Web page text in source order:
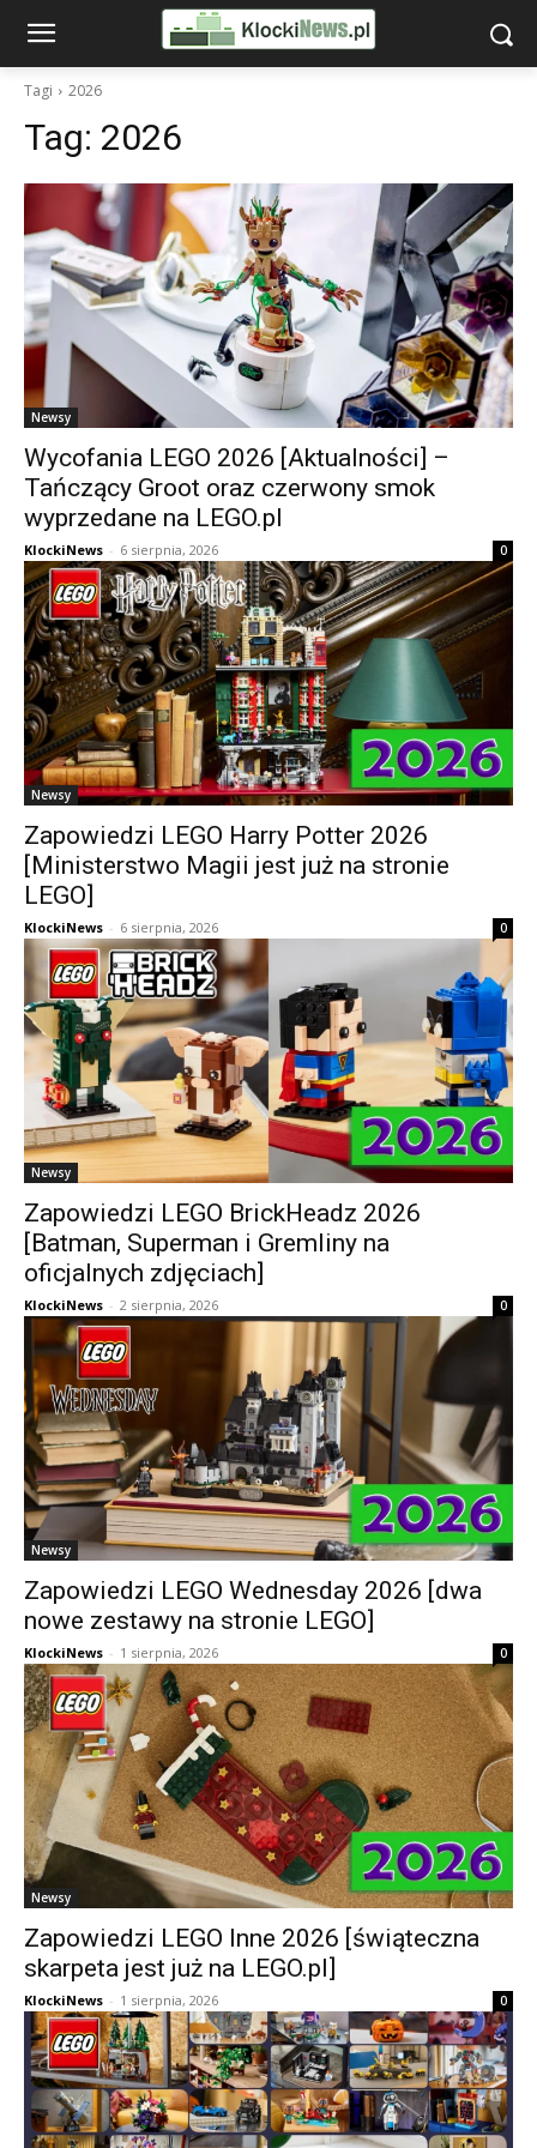
Tagi 2026
Tag: 2026
Newsy
Wycofania LEGO 2026 [Aktualności] –
Tańczący Groot oraz czerwony smok
wyprzedane na LEGO.pl
KlockiNews - 6 sierpnia, 2026 0
Newsy
Zapowiedzi LEGO Harry Potter 2026
[Ministerstwo Magii jest już na stronie
LEGO]
KlockiNews - 6 sierpnia, 2026 0
Newsy
Zapowiedzi LEGO BrickHeadz 2026
[Batman, Superman i Gremliny na
oficjalnych zdjęciach]
KlockiNews - 2 sierpnia, 2026 0
Newsy
Zapowiedzi LEGO Wednesday 2026 [dwa
nowe zestawy na stronie LEGO]
KlockiNews - 1 sierpnia, 2026 0
Newsy
Zapowiedzi LEGO Inne 2026 [świąteczna
skarpeta jest już na LEGO.pl]
KlockiNews - 1 sierpnia, 2026 0